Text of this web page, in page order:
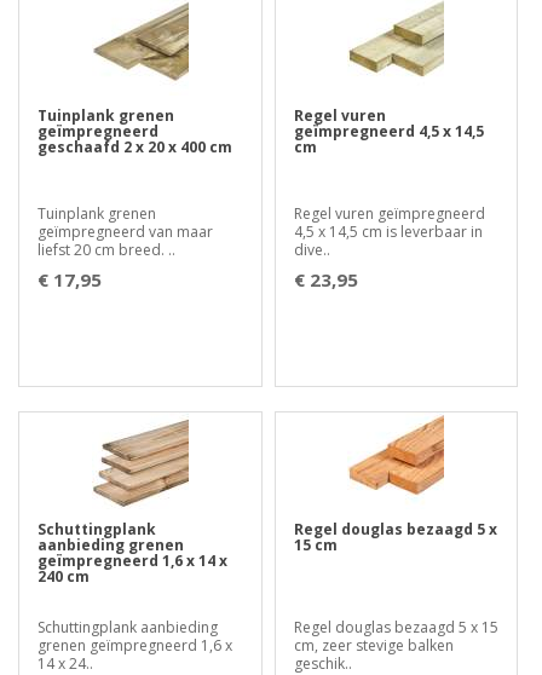
Tuinplank grenen
geïmpregneerd
geschaafd 2 x 20 x 400 cm
Tuinplank grenen
geïmpregneerd van maar
liefst 20 cm breed. ..
€ 17,95
Regel vuren
geïmpregneerd 4,5 x 14,5
cm
Regel vuren geïmpregneerd
4,5 x 14,5 cm is leverbaar in
dive..
€ 23,95
Schuttingplank
aanbieding grenen
geïmpregneerd 1,6 x 14 x
240 cm
Schuttingplank aanbieding
grenen geïmpregneerd 1,6 x
14 x 24..
Regel douglas bezaagd 5 x
15 cm
Regel douglas bezaagd 5 x 15
cm, zeer stevige balken
geschik..